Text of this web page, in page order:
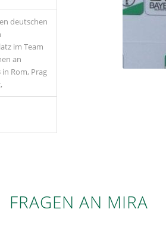
deutschen
im Team
an
Rom, Prag
FRAGEN AN MIRA